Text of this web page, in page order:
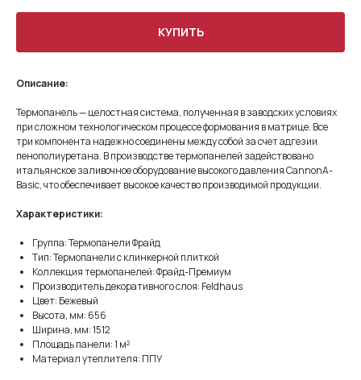
КУПИТЬ
Описание:
Термопанель — целостная система, полученная в заводских условиях
при сложном технологическом процессе формования в матрице. Все
три компонента надежно соединены между собой за счет адгезии
пенополиуретана. В производстве термопанелей задействовано
итальянское заливочное оборудование высокого давления CannonA-
Basic, что обеспечивает высокое качество производимой продукции.
Характеристики:
Группа: Термопанели Фрайд
Тип: Термопанели с клинкерной плиткой
Коллекция термопанелей: Фрайд-Премиум
Производитель декоративного слоя: Feldhaus
Цвет: Бежевый
Высота, мм: 656
Ширина, мм: 1512
Площадь панели: 1 м²
Материал утеплителя: ППУ